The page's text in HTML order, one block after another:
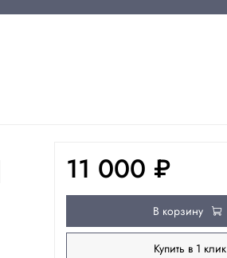
11 000 ₽
В корзину
Купить в 1 клик